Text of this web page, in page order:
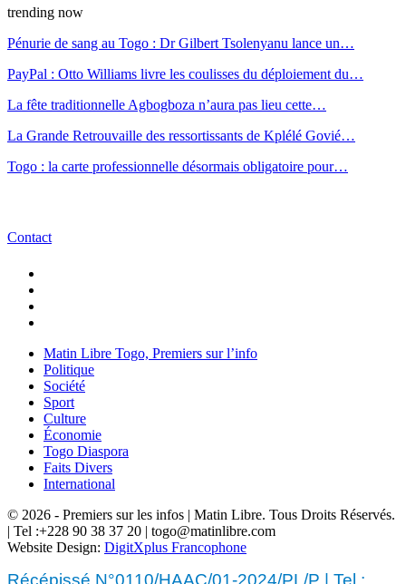
trending now
Pénurie de sang au Togo : Dr Gilbert Tsolenyanu lance un…
PayPal : Otto Williams livre les coulisses du déploiement du…
La fête traditionnelle Agbogboza n’aura pas lieu cette…
La Grande Retrouvaille des ressortissants de Kplélé Govié…
Togo : la carte professionnelle désormais obligatoire pour…
Contact
Matin Libre Togo, Premiers sur l’info
Politique
Société
Sport
Culture
Économie
Togo Diaspora
Faits Divers
International
© 2026 - Premiers sur les infos | Matin Libre. Tous Droits Réservés.
| Tel :+228 90 38 37 20 | togo@matinlibre.com
Website Design: DigitXplus Francophone
Récépissé N°0110/HAAC/01-2024/PL/P | Tel :